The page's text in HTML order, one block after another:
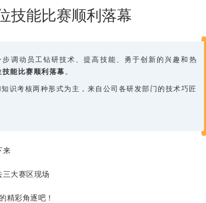
技能比赛顺利落幕
调动员工钻研技术、提高技能、勇于创新的兴趣和热
能比赛顺利落幕 。
识考核两种形式为主，来自公司各研发部门的技术巧匠
来
三大赛区现场
精彩角逐吧！